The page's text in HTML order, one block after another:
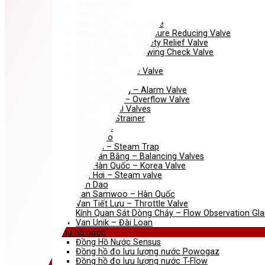
Van Cổng – Gate Valve
Van Giảm Áp – Pressure Reducing Valve
Van An Toàn – Safety Relief Valve
Van Một Chiều – Swing Check Valve
Van Cầu – Globe Valve
Van Báo Động – Alarm Valve
Van Xả Tràn – Overflow Valve
Van Bi – Ball Valves
Y Lọc – Y Strainer
Búa Nước
Van Phao
Bẫy Hơi – Steam Trap
Van Cân Bằng – Balancing Valves
Van Hàn Quốc – Korea Valve
Van Hơi – Steam valve
Van Dao
Van Samwoo – Hàn Quốc
Van Tiết Lưu – Throttle Valve
Kính Quan Sát Dòng Chảy – Flow Observation
Van Unik – Đài Loan
Đồng hồ nước
Đồng Hồ Nước Sensus
Đồng hồ đo lưu lượng nước Powogaz
Đồng hồ đo lưu lượng nước T-Flow